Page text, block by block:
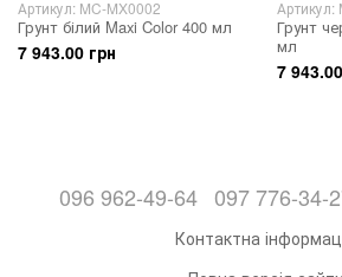
Артикул: MC-MX0002
Грунт білий Maxi Color 400 мл
7 943.00 грн
Артикул:
Грунт
мл
7
096 962-49-64 097 776-34-
Контактна